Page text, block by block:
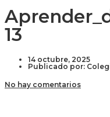
13
14 octubre, 2025
Publicado por:
No hay comentarios